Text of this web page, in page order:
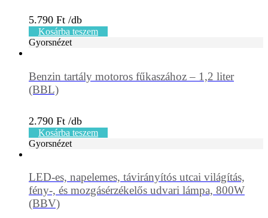
5.790 Ft
Kosárba teszem
Gyorsnézet
Benzin tartály motoros fűkaszához – 1,2 liter
(BBL)
2.790 Ft
Kosárba teszem
Gyorsnézet
LED-es, napelemes, távirányítós utcai világítás,
fény-, és mozgásérzékelős udvari lámpa, 800W
(BBV)